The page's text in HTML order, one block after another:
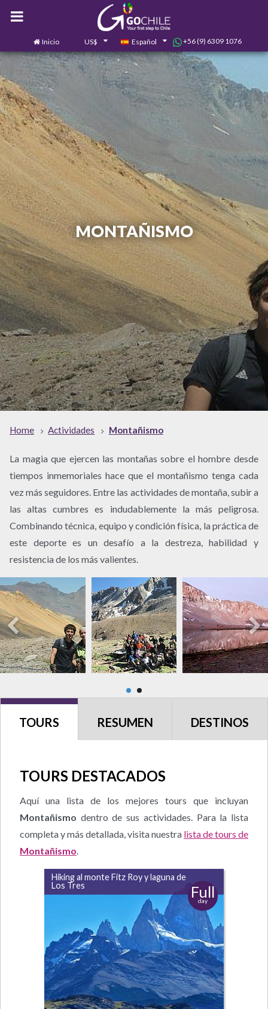
Inicio US$ Español +56 (9) 6309 1076
Contáctanos 0
MONTAÑISMO
Home Actividades Montañismo
La magia que ejercen las montañas sobre el hombre desde
tiempos inmemoriales hace que el montañismo tenga cada
vez más seguidores. Entre las actividades de montaña, subir a
las altas cumbres es indudablemente la más peligrosa.
Combinando técnica, equipo y condición física, la práctica de
este deporte es un desafío a la destreza, habilidad y
resistencia de los más valientes.
TOURS RESUMEN DESTINOS
TOURS DESTACADOS
Aquí una lista de los mejores tours que incluyan
Montañismo dentro de sus actividades. Para la lista
completa y más detallada, visita nuestra lista de tours de
Montañismo
Hiking al monte Fitz Roy y laguna de
Los Tres
Full
day